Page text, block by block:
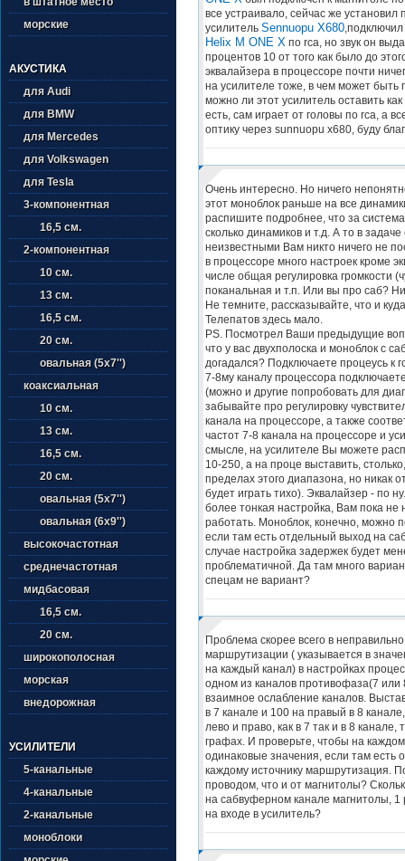
морские
АКУСТИКА
для Audi
для BMW
для Mercedes
для Volkswagen
для Tesla
3-компонентная
16,5 см.
2-компонентная
10 см.
13 см.
16,5 см.
20 см.
овальная (5х7'')
коаксиальная
10 см.
13 см.
16,5 см.
20 см.
овальная (5х7'')
овальная (6х9'')
высокочастотная
среднечастотная
мидбасовая
16,5 см.
20 см.
широкополосная
морская
внедорожная
УСИЛИТЕЛИ
5-канальные
4-канальные
2-канальные
моноблоки
все устраивало, сейчас же установил
усилитель Sennuopu X680,подключил
Helix M ONE Xпо rca, но звук он
процентов 10 от того как было до
эквалайзера в процессоре почти
на усилителе тоже, в чем может быть
можно ли этот усилитель оставить
есть, сам играет от головы по rca, а
оптику через sunnuopu x680, буду
Очень интересно. Но ничего
этот моноблок раньше на все
распишите подробнее, что за
сколько динамиков и т.д. А то в задаче
неизвестными Вам никто ничего не
в процессоре много настроек кроме
числе общая регулировка громкости
поканальная и т.п. Или вы про саб?
Не темните, рассказывайте, что и
Телепатов здесь мало.
PS. Посмотрел Ваши предыдущие
что у вас двухполоска и моноблок с
догадался? Подключаете процеусь к
7-8му каналу процессора
(можно и другие попробовать для
забывайте про регулировку
канала на процессоре, а также
частот 7-8 канала на процессоре и
смысле, на усилителе Вы можете
10-250, а на проце выставить,
пределах этого диапазона, но никак
будет играть тихо). Эквалайзер - по
более тонкая настройка, Вам пока не
работать. Моноблок, конечно, можно
если там есть отдельный выход на
случае настройка задержек будет
проблематичной. Да там много
спецам не вариант?
Проблема скорее всего в
маршрутизации ( указывается в
на каждый канал) в настройках
одном из каналов противофаза(7 или
взаимное ослабление каналов.
в 7 канале и 100 на правый в 8
лево и право, как в 7 так и в 8 канале,
графах. И проверьте, чтобы на
одинаковые значения, если там есть
каждому источнику маршрутизация.
проводом, что и от магнитолы?
на сабвуферном канале магнитолы, 1
на входе в усилитель?